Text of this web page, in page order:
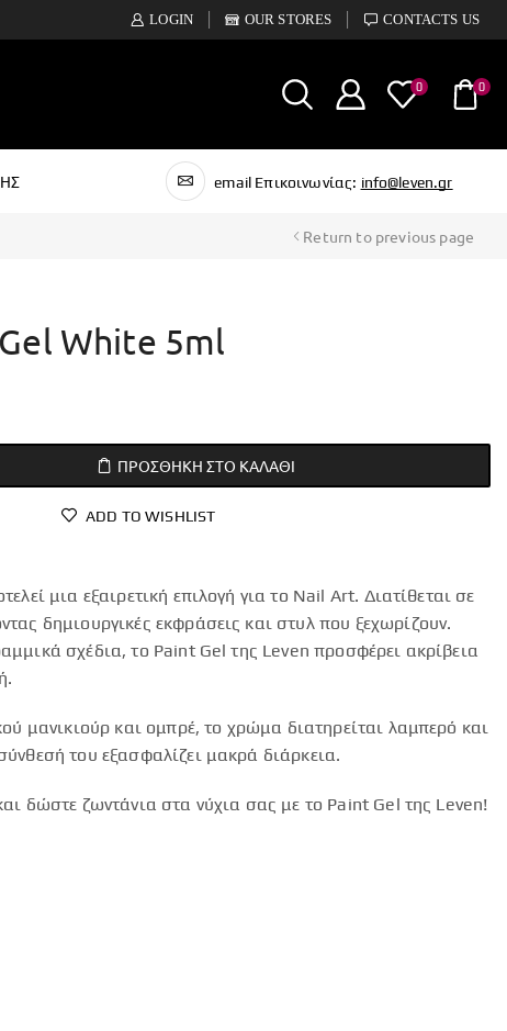
LOGIN OUR STORES CONTACTS US
0 0
email Επικοινωνίας: info@leven.gr
Return to previous page
White 5ml
ΠΡΟΣΘΉΚΗ ΣΤΟ ΚΑΛΆΘΙ
ADD TO WISHLIST
μια εξαιρετική επιλογή για το Nail Art. Διατίθεται σε
δημιουργικές εκφράσεις και στυλ που ξεχωρίζουν.
σχέδια, το Paint Gel της Leven προσφέρει ακρίβεια
μανικιούρ και ομπρέ, το χρώμα διατηρείται λαμπερό και
του εξασφαλίζει μακρά διάρκεια.
δώστε ζωντάνια στα νύχια σας με το Paint Gel της Leven!